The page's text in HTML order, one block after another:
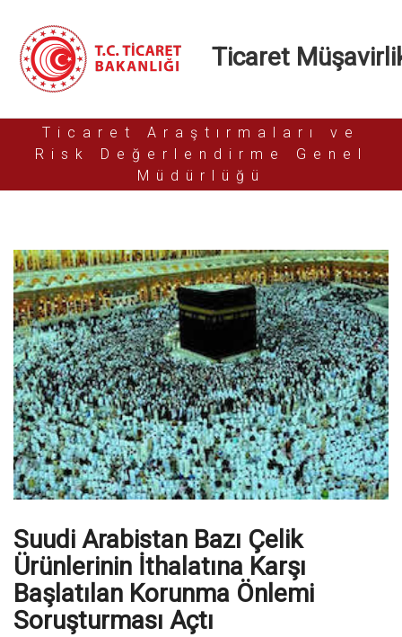
Ticaret
Ticaret Araştırmaları ve
Risk Değerlendirme Genel
Müdürlüğü
Suudi Arabistan Bazı Çelik
Ürünlerinin İthalatına Karşı
Başlatılan Korunma Önlemi
Soruşturması Açtı